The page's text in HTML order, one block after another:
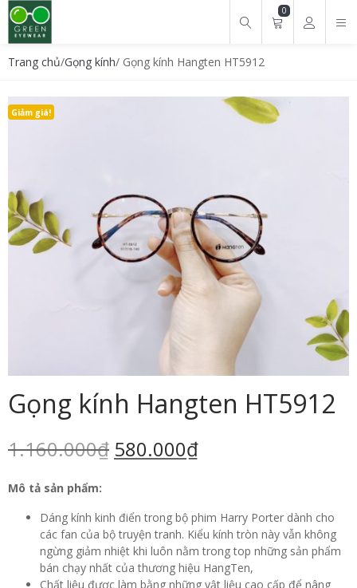
0
Trang chủ/Gọng kính/ Gọng kính Hangten HT5912
Gọng kính Hangten HT5912
1.160.000₫ 580.000₫
Mô tả sản phẩm:
Dáng kính kinh điển trong bộ phim Harry Porter dành cho
các fan của bộ truyện tranh. Kiểu kính tròn này vẫn không
ngừng giảm nhiệt khi luôn nằm trong top những sản phẩm
bán chạy nhất của thương hiệu HangTen,
Chất liệu được làm bằng những vật liệu cao cấp để nâng
Giảm giá!